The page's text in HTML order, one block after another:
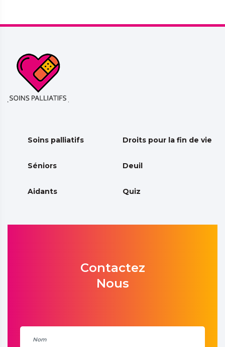
Soins palliatifs Droits pour la fin de vie
Séniors Deuil
Aidants Quiz
Contactez
Nous